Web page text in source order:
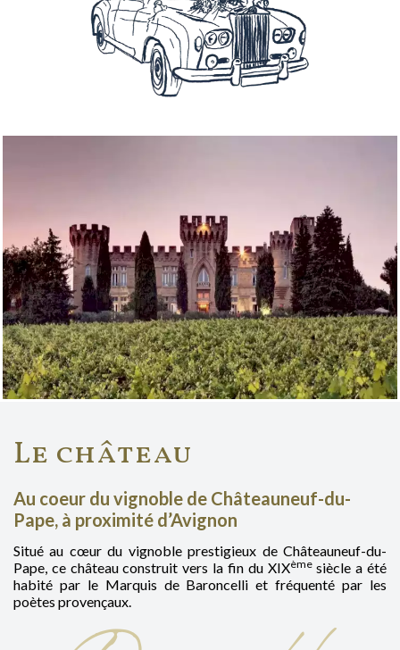
Le château
Au coeur du vignoble de Châteauneuf-du-
Pape, à proximité d’Avignon
Situé au cœur du vignoble prestigieux de Châteauneuf-du-
Pape, ce château construit vers la fin du XIXèmesiècle a été
habité par le Marquis de Baroncelli et fréquenté par les
poètes provençaux.